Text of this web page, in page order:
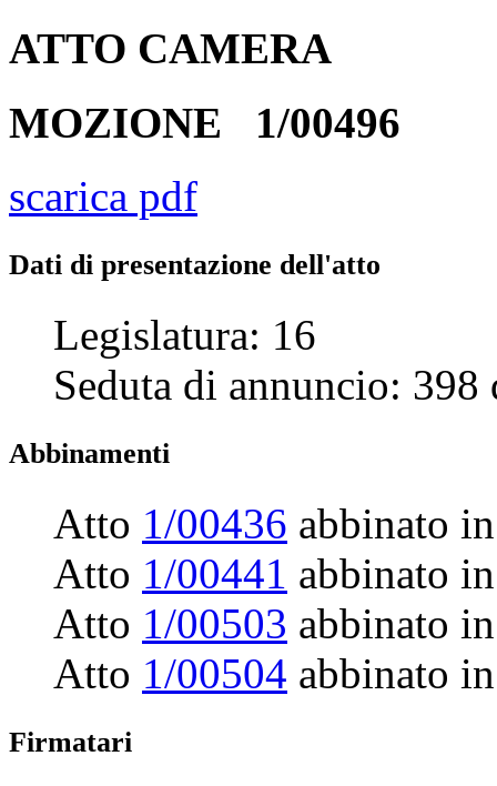
ATTO CAMERA
MOZIONE 1/00496
scarica pdf
Dati di presentazione dell'atto
Legislatura: 16
Seduta di annuncio: 398
Abbinamenti
Atto 1/00436 abbinato
Atto 1/00441 abbinato
Atto 1/00503 abbinato
Atto 1/00504 abbinato
Firmatari